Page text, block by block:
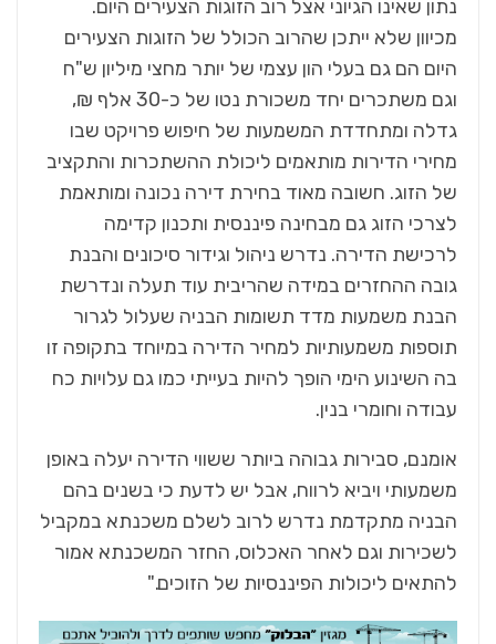
נתון שאינו הגיוני אצל רוב הזוגות הצעירים היום.
מכיוון שלא ייתכן שהרוב הכולל של הזוגות הצעירים
היום הם גם בעלי הון עצמי של יותר מחצי מיליון ש"ח
וגם משתכרים יחד משכורת נטו של כ-30 אלף ₪,
גדלה ומתחדדת המשמעות של חיפוש פרויקט שבו
מחירי הדירות מותאמים ליכולת ההשתכרות והתקציב
של הזוג. חשובה מאוד בחירת דירה נכונה ומותאמת
לצרכי הזוג גם מבחינה פיננסית ותכנון קדימה
לרכישת הדירה. נדרש ניהול וגידור סיכונים והבנת
גובה ההחזרים במידה שהריבית עוד תעלה ונדרשת
הבנת משמעות מדד תשומות הבניה שעלול לגרור
תוספות משמעותיות למחיר הדירה במיוחד בתקופה זו
בה השינוע הימי הופך להיות בעייתי כמו גם עלויות כח
עבודה וחומרי בנין.
אומנם, סבירות גבוהה ביותר ששווי הדירה יעלה באופן
משמעותי ויביא לרווח, אבל יש לדעת כי בשנים בהם
הבניה מתקדמת נדרש לרוב לשלם משכנתא במקביל
לשכירות וגם לאחר האכלוס, החזר המשכנתא אמור
להתאים ליכולות הפיננסיות של הזוכים."